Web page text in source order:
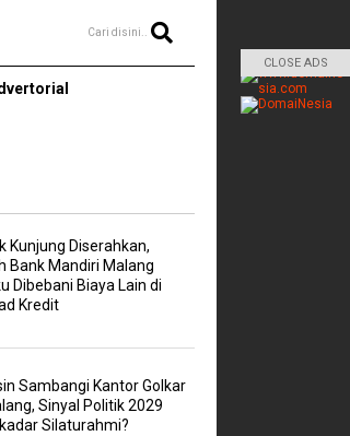
Cari disini..
Kunjung Diserahkan,
Bank Mandiri Malang
Dibebani Biaya Lain di
Kredit
Sambangi Kantor Golkar
Sinyal Politik 2029
Silaturahmi?
CLOSE ADS